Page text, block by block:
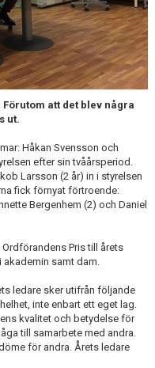
att det blev några
ut.
Håkan Svensson och
efter sin tvåårsperiod.
Larsson (2 år) in i styrelsen
fick förnyat förtroende:
Bergenhem (2) och Daniel
Pris till årets
samt dam.
ledare sker utifrån följande
inte enbart ett eget lag.
kvalitet och betydelse för
till samarbete med andra.
för andra. Årets ledare